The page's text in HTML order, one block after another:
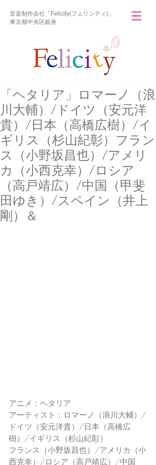
音楽制作会社「Felicity(フェリシティ)」
東京都中央区銀座
「ヘタリア」ロマーノ（浪
川大輔）/ドイツ（安元洋
貴）/日本（高橋広樹）/イ
ギリス（杉山紀彰）フラン
ス（小野坂昌也）/アメリ
カ（小西克幸）/ロシア
（高戸靖広）/中国（甲斐
田ゆき）/スペイン（井上
剛）＆
アニメ：ヘタリア
アーティスト：ロマーノ（浪川大輔）/
ドイツ（安元洋貴）/日本（高橋広
樹）/イギリス（杉山紀彰）
フランス（小野坂昌也）/アメリカ（小
西克幸）/ロシア（高戸靖広）/中国